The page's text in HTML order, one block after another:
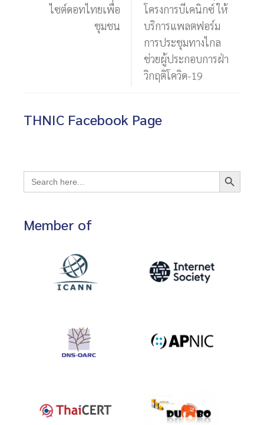
ไซต์ดอทไทยเพื่อ
ชุมชน
โครงการบีเคนิกซ์ ให้
บริการแพลตฟอร์ม
การประชุมทางไกล
ช่วยผู้ประกอบการฝ่า
วิกฤติโควิด-19
THNIC Facebook Page
Search
for:
Search Button
Member of